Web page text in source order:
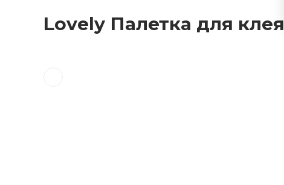
Lovely Палетка для клея